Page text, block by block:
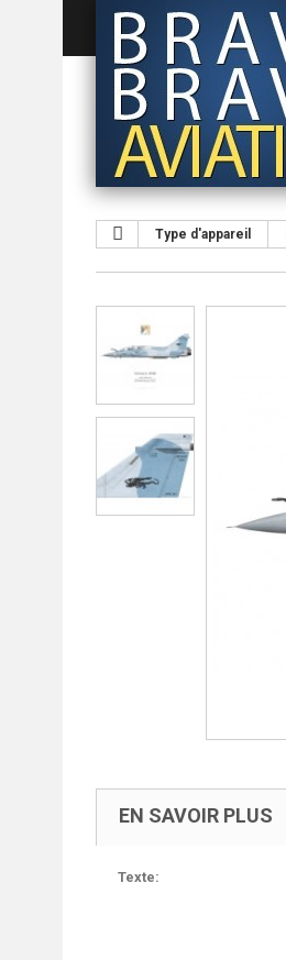
Type d'appareil
EN SAVOIR PLUS
Texte: